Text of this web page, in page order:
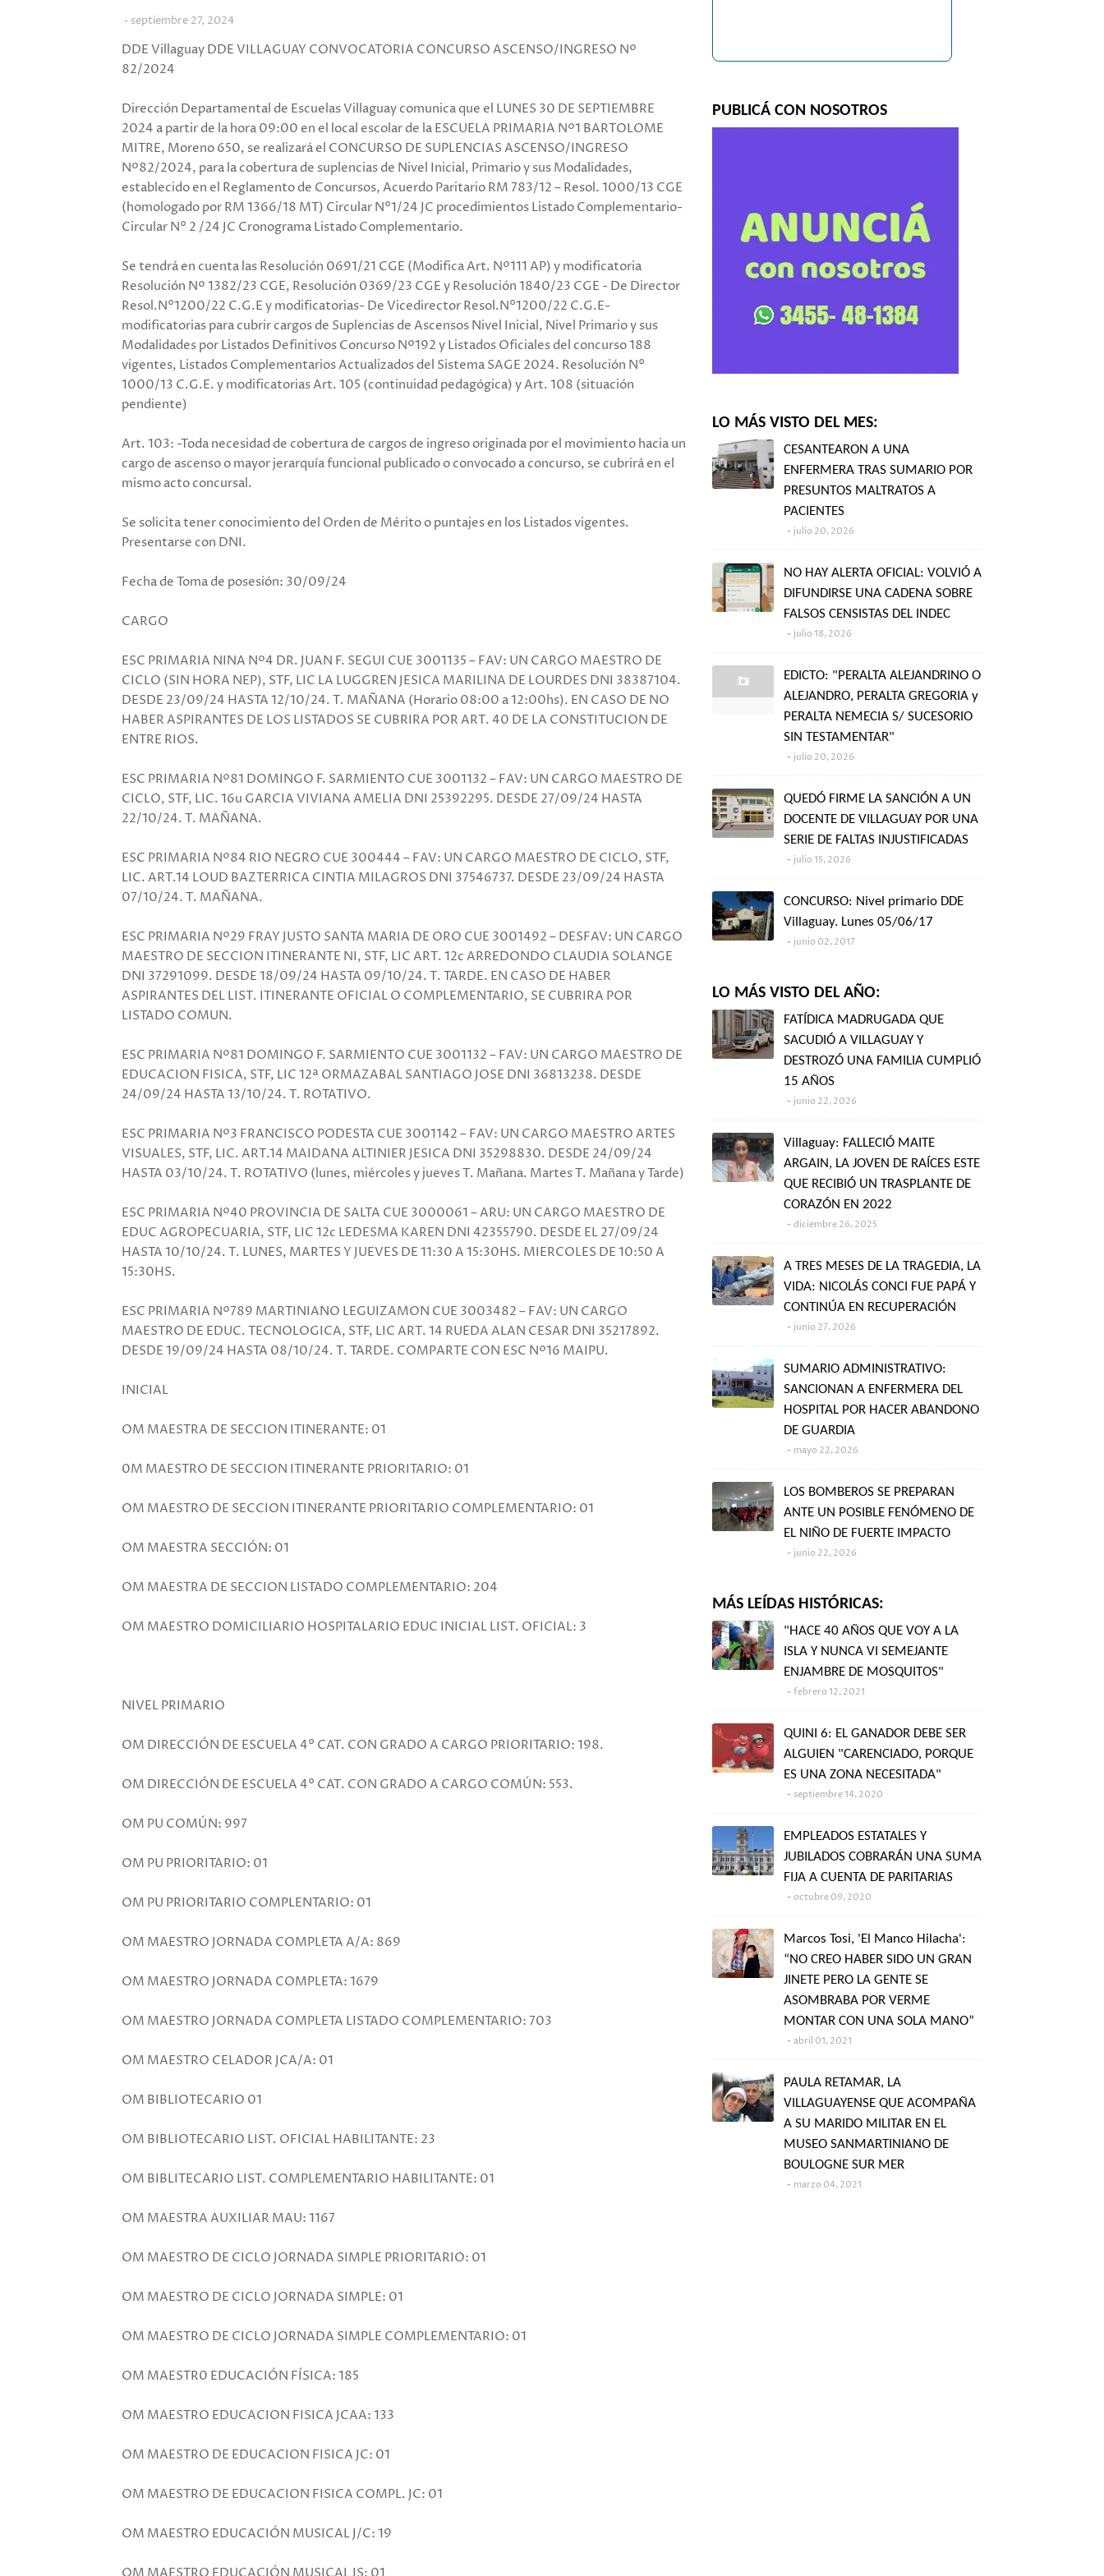
septiembre 27, 2024
DDE Villaguay DDE VILLAGUAY CONVOCATORIA CONCURSO ASCENSO/INGRESO Nº
82/2024
Dirección Departamental de Escuelas Villaguay comunica que el LUNES 30 DE SEPTIEMBRE
2024 a partir de la hora 09:00 en el local escolar de la ESCUELA PRIMARIA Nº1 BARTOLOME
MITRE, Moreno 650, se realizará el CONCURSO DE SUPLENCIAS ASCENSO/INGRESO
Nº82/2024, para la cobertura de suplencias de Nivel Inicial, Primario y sus Modalidades,
establecido en el Reglamento de Concursos, Acuerdo Paritario RM 783/12 – Resol. 1000/13 CGE
(homologado por RM 1366/18 MT) Circular N°1/24 JC procedimientos Listado Complementario-
Circular N° 2 /24 JC Cronograma Listado Complementario.
Se tendrá en cuenta las Resolución 0691/21 CGE (Modifica Art. Nº111 AP) y modificatoria
Resolución Nº 1382/23 CGE, Resolución 0369/23 CGE y Resolución 1840/23 CGE - De Director
Resol.N°1200/22 C.G.E y modificatorias- De Vicedirector Resol.N°1200/22 C.G.E-
modificatorias para cubrir cargos de Suplencias de Ascensos Nivel Inicial, Nivel Primario y sus
Modalidades por Listados Definitivos Concurso Nº192 y Listados Oficiales del concurso 188
vigentes, Listados Complementarios Actualizados del Sistema SAGE 2024. Resolución N°
1000/13 C.G.E. y modificatorias Art. 105 (continuidad pedagógica) y Art. 108 (situación
pendiente)
Art. 103: -Toda necesidad de cobertura de cargos de ingreso originada por el movimiento hacia un
cargo de ascenso o mayor jerarquía funcional publicado o convocado a concurso, se cubrirá en el
mismo acto concursal.
Se solicita tener conocimiento del Orden de Mérito o puntajes en los Listados vigentes.
Presentarse con DNI.
Fecha de Toma de posesión: 30/09/24
CARGO
ESC PRIMARIA NINA Nº4 DR. JUAN F. SEGUI CUE 3001135 – FAV: UN CARGO MAESTRO DE
CICLO (SIN HORA NEP), STF, LIC LA LUGGREN JESICA MARILINA DE LOURDES DNI 38387104.
DESDE 23/09/24 HASTA 12/10/24. T. MAÑANA (Horario 08:00 a 12:00hs). EN CASO DE NO
HABER ASPIRANTES DE LOS LISTADOS SE CUBRIRA POR ART. 40 DE LA CONSTITUCION DE
ENTRE RIOS.
ESC PRIMARIA Nº81 DOMINGO F. SARMIENTO CUE 3001132 – FAV: UN CARGO MAESTRO DE
CICLO, STF, LIC. 16u GARCIA VIVIANA AMELIA DNI 25392295. DESDE 27/09/24 HASTA
22/10/24. T. MAÑANA.
ESC PRIMARIA Nº84 RIO NEGRO CUE 300444 – FAV: UN CARGO MAESTRO DE CICLO, STF,
LIC. ART.14 LOUD BAZTERRICA CINTIA MILAGROS DNI 37546737. DESDE 23/09/24 HASTA
07/10/24. T. MAÑANA.
ESC PRIMARIA Nº29 FRAY JUSTO SANTA MARIA DE ORO CUE 3001492 – DESFAV: UN CARGO
MAESTRO DE SECCION ITINERANTE NI, STF, LIC ART. 12c ARREDONDO CLAUDIA SOLANGE
DNI 37291099. DESDE 18/09/24 HASTA 09/10/24. T. TARDE. EN CASO DE HABER
ASPIRANTES DEL LIST. ITINERANTE OFICIAL O COMPLEMENTARIO, SE CUBRIRA POR
LISTADO COMUN.
ESC PRIMARIA Nº81 DOMINGO F. SARMIENTO CUE 3001132 – FAV: UN CARGO MAESTRO DE
EDUCACION FISICA, STF, LIC 12ª ORMAZABAL SANTIAGO JOSE DNI 36813238. DESDE
24/09/24 HASTA 13/10/24. T. ROTATIVO.
ESC PRIMARIA Nº3 FRANCISCO PODESTA CUE 3001142 – FAV: UN CARGO MAESTRO ARTES
VISUALES, STF, LIC. ART.14 MAIDANA ALTINIER JESICA DNI 35298830. DESDE 24/09/24
HASTA 03/10/24. T. ROTATIVO (lunes, miércoles y jueves T. Mañana. Martes T. Mañana y Tarde)
ESC PRIMARIA Nº40 PROVINCIA DE SALTA CUE 3000061 – ARU: UN CARGO MAESTRO DE
EDUC AGROPECUARIA, STF, LIC 12c LEDESMA KAREN DNI 42355790. DESDE EL 27/09/24
HASTA 10/10/24. T. LUNES, MARTES Y JUEVES DE 11:30 A 15:30HS. MIERCOLES DE 10:50 A
15:30HS.
ESC PRIMARIA Nº789 MARTINIANO LEGUIZAMON CUE 3003482 – FAV: UN CARGO
MAESTRO DE EDUC. TECNOLOGICA, STF, LIC ART. 14 RUEDA ALAN CESAR DNI 35217892.
DESDE 19/09/24 HASTA 08/10/24. T. TARDE. COMPARTE CON ESC Nº16 MAIPU.
INICIAL
OM MAESTRA DE SECCION ITINERANTE: 01
0M MAESTRO DE SECCION ITINERANTE PRIORITARIO: 01
OM MAESTRO DE SECCION ITINERANTE PRIORITARIO COMPLEMENTARIO: 01
OM MAESTRA SECCIÓN: 01
OM MAESTRA DE SECCION LISTADO COMPLEMENTARIO: 204
OM MAESTRO DOMICILIARIO HOSPITALARIO EDUC INICIAL LIST. OFICIAL: 3
NIVEL PRIMARIO
OM DIRECCIÓN DE ESCUELA 4° CAT. CON GRADO A CARGO PRIORITARIO: 198.
OM DIRECCIÓN DE ESCUELA 4° CAT. CON GRADO A CARGO COMÚN: 553.
OM PU COMÚN: 997
OM PU PRIORITARIO: 01
OM PU PRIORITARIO COMPLENTARIO: 01
OM MAESTRO JORNADA COMPLETA A/A: 869
OM MAESTRO JORNADA COMPLETA: 1679
OM MAESTRO JORNADA COMPLETA LISTADO COMPLEMENTARIO: 703
OM MAESTRO CELADOR JCA/A: 01
OM BIBLIOTECARIO 01
OM BIBLIOTECARIO LIST. OFICIAL HABILITANTE: 23
OM BIBLITECARIO LIST. COMPLEMENTARIO HABILITANTE: 01
OM MAESTRA AUXILIAR MAU: 1167
OM MAESTRO DE CICLO JORNADA SIMPLE PRIORITARIO: 01
OM MAESTRO DE CICLO JORNADA SIMPLE: 01
OM MAESTRO DE CICLO JORNADA SIMPLE COMPLEMENTARIO: 01
OM MAESTR0 EDUCACIÓN FÍSICA: 185
OM MAESTRO EDUCACION FISICA JCAA: 133
OM MAESTRO DE EDUCACION FISICA JC: 01
OM MAESTRO DE EDUCACION FISICA COMPL. JC: 01
OM MAESTRO EDUCACIÓN MUSICAL J/C: 19
PUBLICÁ CON NOSOTROS
LO MÁS VISTO DEL MES:
CESANTEARON A UNA
ENFERMERA TRAS SUMARIO POR
PRESUNTOS MALTRATOS A
PACIENTES
julio 20, 2026
NO HAY ALERTA OFICIAL: VOLVIÓ A
DIFUNDIRSE UNA CADENA SOBRE
FALSOS CENSISTAS DEL INDEC
julio 18, 2026
EDICTO: "PERALTA ALEJANDRINO O
ALEJANDRO, PERALTA GREGORIA y
PERALTA NEMECIA S/ SUCESORIO
SIN TESTAMENTAR"
julio 20, 2026
QUEDÓ FIRME LA SANCIÓN A UN
DOCENTE DE VILLAGUAY POR UNA
SERIE DE FALTAS INJUSTIFICADAS
julio 15, 2026
CONCURSO: Nivel primario DDE
Villaguay. Lunes 05/06/17
junio 02, 2017
LO MÁS VISTO DEL AÑO:
FATÍDICA MADRUGADA QUE
SACUDIÓ A VILLAGUAY Y
DESTROZÓ UNA FAMILIA CUMPLIÓ
15 AÑOS
junio 22, 2026
Villaguay: FALLECIÓ MAITE
ARGAIN, LA JOVEN DE RAÍCES ESTE
QUE RECIBIÓ UN TRASPLANTE DE
CORAZÓN EN 2022
diciembre 26, 2025
A TRES MESES DE LA TRAGEDIA, LA
VIDA: NICOLÁS CONCI FUE PAPÁ Y
CONTINÚA EN RECUPERACIÓN
junio 27, 2026
SUMARIO ADMINISTRATIVO:
SANCIONAN A ENFERMERA DEL
HOSPITAL POR HACER ABANDONO
DE GUARDIA
mayo 22, 2026
LOS BOMBEROS SE PREPARAN
ANTE UN POSIBLE FENÓMENO DE
EL NIÑO DE FUERTE IMPACTO
junio 22, 2026
MÁS LEÍDAS HISTÓRICAS:
"HACE 40 AÑOS QUE VOY A LA
ISLA Y NUNCA VI SEMEJANTE
ENJAMBRE DE MOSQUITOS"
febrero 12, 2021
QUINI 6: EL GANADOR DEBE SER
ALGUIEN "CARENCIADO, PORQUE
ES UNA ZONA NECESITADA"
septiembre 14, 2020
EMPLEADOS ESTATALES Y
JUBILADOS COBRARÁN UNA SUMA
FIJA A CUENTA DE PARITARIAS
octubre 09, 2020
Marcos Tosi, 'El Manco Hilacha':
“NO CREO HABER SIDO UN GRAN
JINETE PERO LA GENTE SE
ASOMBRABA POR VERME
MONTAR CON UNA SOLA MANO”
abril 01, 2021
PAULA RETAMAR, LA
VILLAGUAYENSE QUE ACOMPAÑA
A SU MARIDO MILITAR EN EL
MUSEO SANMARTINIANO DE
BOULOGNE SUR MER
marzo 04, 2021